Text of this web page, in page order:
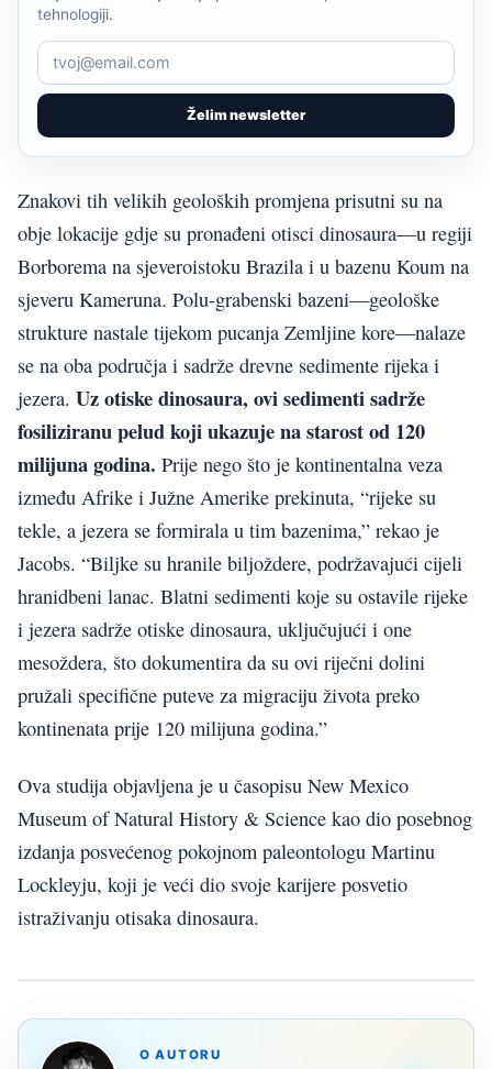
Želim newsletter
tehnologiji.
Znakovi tih velikih geoloških promjena prisutni su na
obje lokacije gdje su pronađeni otisci dinosaura—u regiji
Borborema na sjeveroistoku Brazila i u bazenu Koum na
sjeveru Kameruna. Polu-grabenski bazeni—geološke
strukture nastale tijekom pucanja Zemljine kore—nalaze
se na oba područja i sadrže drevne sedimente rijeka i
jezera. Uz otiske dinosaura, ovi sedimenti sadrže
fosiliziranu pelud koji ukazuje na starost od 120
milijuna godina. Prije nego što je kontinentalna veza
između Afrike i Južne Amerike prekinuta, “rijeke su
tekle, a jezera se formirala u tim bazenima,” rekao je
Jacobs. “Biljke su hranile biljoždere, podržavajući cijeli
hranidbeni lanac. Blatni sedimenti koje su ostavile rijeke
i jezera sadrže otiske dinosaura, uključujući i one
mesoždera, što dokumentira da su ovi riječni dolini
pružali specifične puteve za migraciju života preko
kontinenata prije 120 milijuna godina.”
Ova studija objavljena je u časopisu New Mexico
Museum of Natural History & Science kao dio posebnog
izdanja posvećenog pokojnom paleontologu Martinu
Lockleyju, koji je veći dio svoje karijere posvetio
istraživanju otisaka dinosaura.
O AUTORU